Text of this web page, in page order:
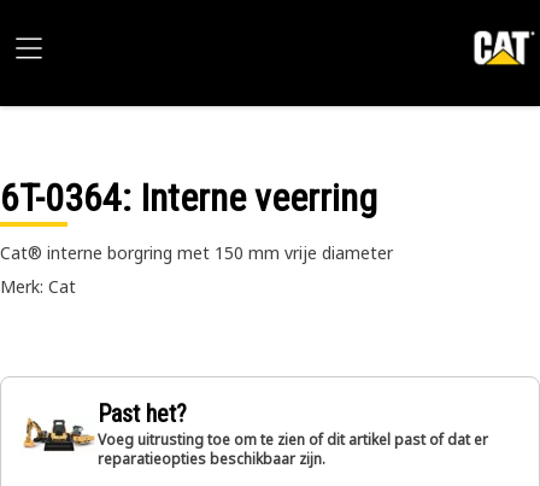
6T-0364: Interne veerring
Cat® interne borgring met 150 mm vrije diameter
Merk: Cat
Past het?
Voeg uitrusting toe om te zien of dit artikel past of dat er
reparatieopties beschikbaar zijn.